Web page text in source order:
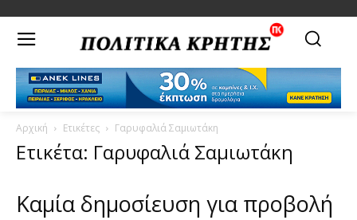
Αρχική Ετικέτες Γαρυφαλιά Σαμιωτάκη
Ετικέτα: Γαρυφαλιά Σαμιωτάκη
Καμία δημοσίευση για προβολή